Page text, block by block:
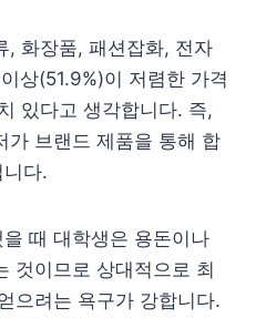
, 화장품, 패션잡화, 전자
상(51.9%)이 저렴한 가격
있다고 생각합니다. 즉,
가 브랜드 제품을 통해 합
다.
때 대학생은 용돈이나
것이므로 상대적으로 최
으려는 욕구가 강합니다.